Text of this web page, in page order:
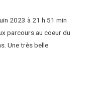
2023 à 21 h 51 min
parcours au coeur du
Une très belle